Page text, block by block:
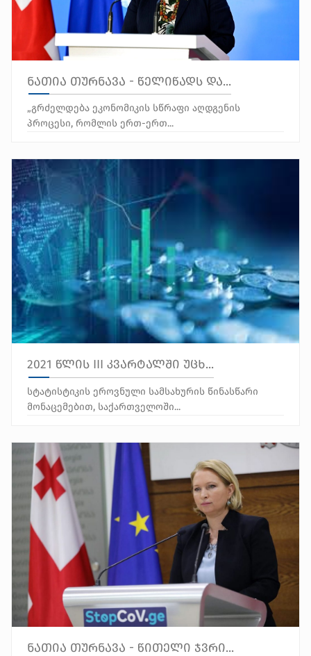
ნათია თურნავა - წელიწადს და...
„გრძელდება ეკონომიკის სწრაფი აღდგენის
პროცესი, რომლის ერთ-ერთ...
2021 წლის III კვარტალში უცხ...
სტატისტიკის ეროვნული სამსახურის წინასწარი
მონაცემებით, საქართველოში...
ნათია თურნავა - წითელი ჯვრი...